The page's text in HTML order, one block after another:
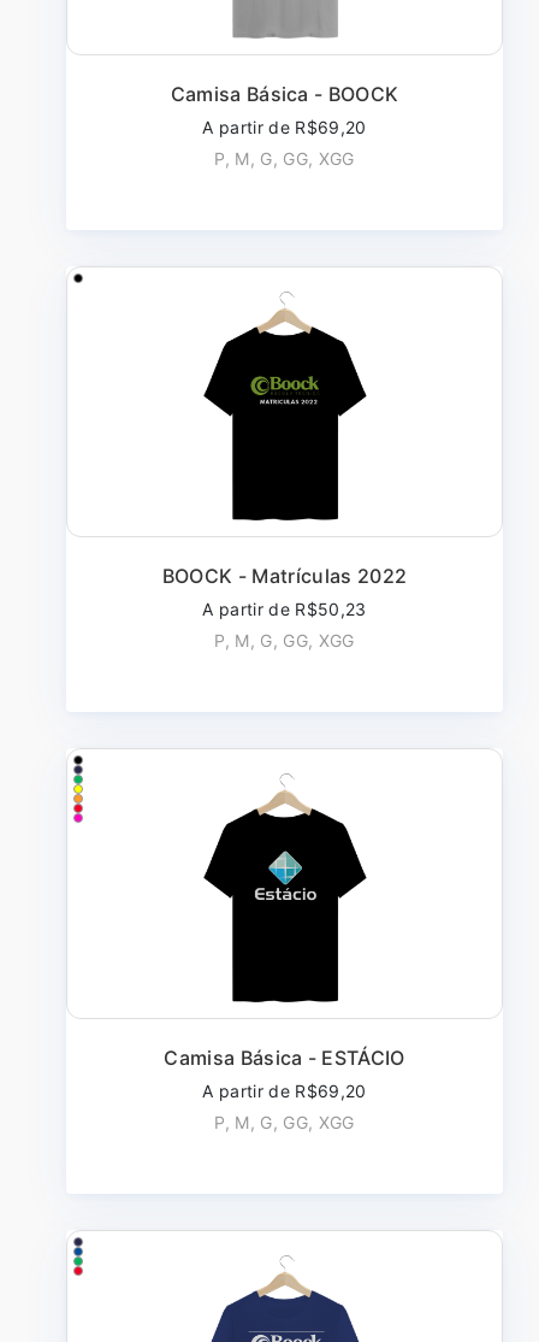
Camisa Básica - BOOCK
A partir de R$69,20
P, M, G, GG, XGG
BOOCK - Matrículas 2022
A partir de R$50,23
P, M, G, GG, XGG
Camisa Básica - ESTÁCIO
A partir de R$69,20
P, M, G, GG, XGG